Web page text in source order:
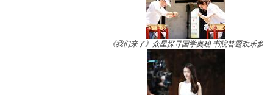
《我们来了》众星探寻国学奥秘 书院答题欢乐多